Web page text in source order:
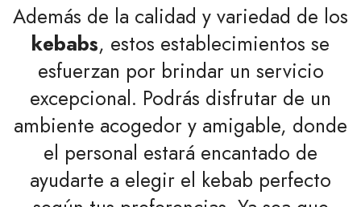
Además de la calidad y variedad de los
kebabs, estos establecimientos se
esfuerzan por brindar un servicio
excepcional. Podrás disfrutar de un
ambiente acogedor y amigable, donde
el personal estará encantado de
ayudarte a elegir el kebab perfecto